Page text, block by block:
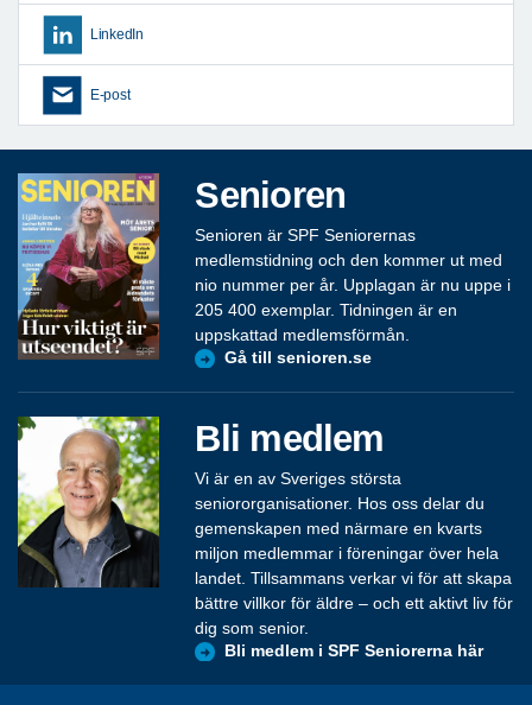
LinkedIn
E-post
Senioren
Senioren är SPF Seniorernas
medlemstidning och den kommer ut med
nio nummer per år. Upplagan är nu uppe i
205 400 exemplar. Tidningen är en
uppskattad medlemsförmån.
Gå till senioren.se
Bli medlem
Vi är en av Sveriges största
seniororganisationer. Hos oss delar du
gemenskapen med närmare en kvarts
miljon medlemmar i föreningar över hela
landet. Tillsammans verkar vi för att skapa
bättre villkor för äldre – och ett aktivt liv för
dig som senior.
Bli medlem i SPF Seniorerna här